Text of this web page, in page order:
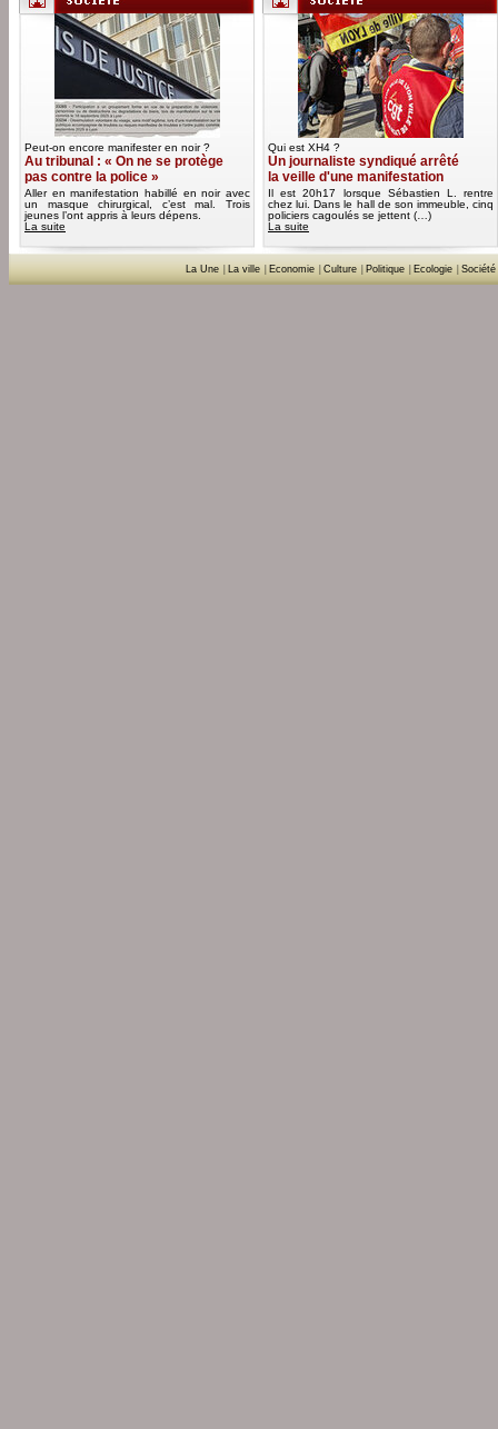
Peut-on encore manifester en noir ?
Au tribunal : « On ne se protège
pas contre la police »
Aller en manifestation habillé en noir avec
un masque chirurgical, c’est mal. Trois
jeunes l’ont appris à leurs dépens.
La suite
Qui est XH4 ?
Un journaliste syndiqué arrêté
la veille d'une manifestation
Il est 20h17 lorsque Sébastien L. rentre
chez lui. Dans le hall de son immeuble, cinq
policiers cagoulés se jettent (…)
La suite
La Une La ville Economie Culture Politique Ecologie Société